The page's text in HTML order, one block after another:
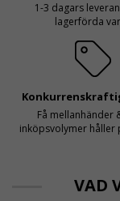
1-3 dagars
lagerförda
Få mellanhänder
inköpsvolymer håller
VAD